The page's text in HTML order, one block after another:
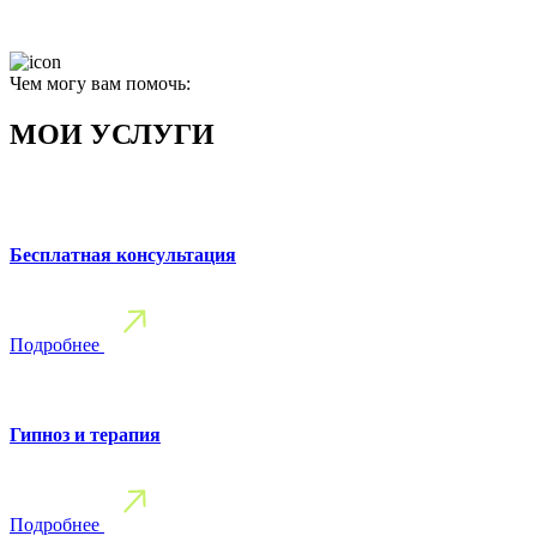
Чем могу вам помочь:
МОИ УСЛУГИ
Бесплатная консультация
Подробнее
Гипноз и терапия
Подробнее